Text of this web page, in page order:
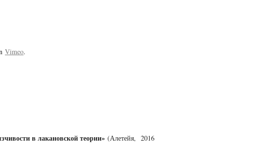
Vimeo.
в лакановской теории» (Алетейя, 2016